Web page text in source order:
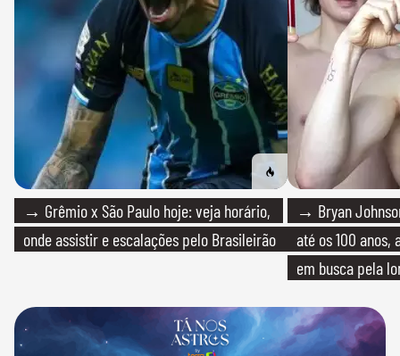
→ Grêmio x São Paulo hoje: veja horário,
onde assistir e escalações pelo Brasileirão
→ Bryan
até os 100
em busca pela